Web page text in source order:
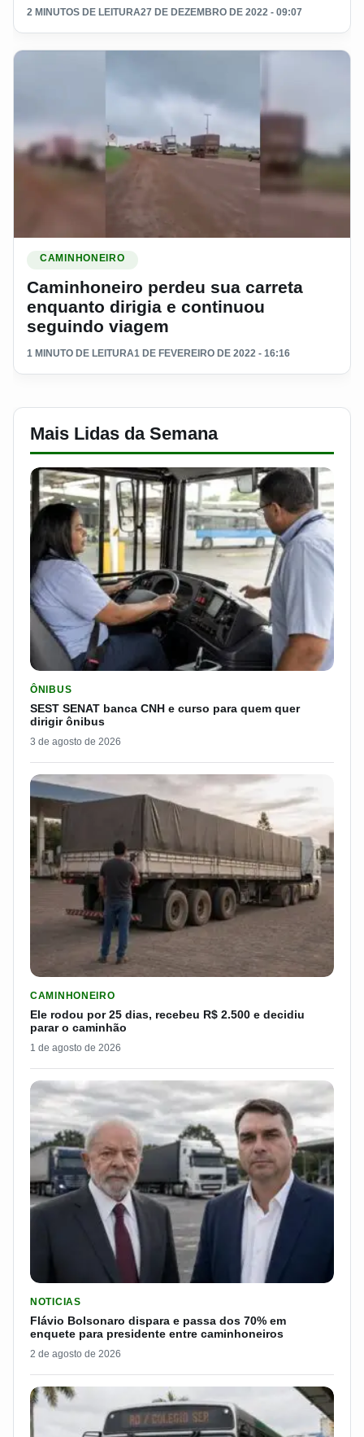
2 MINUTOS DE LEITURA27 DE DEZEMBRO DE 2022 - 09:07
CAMINHONEIRO
Caminhoneiro perdeu sua carreta
enquanto dirigia e continuou
seguindo viagem
1 MINUTO DE LEITURA1 DE FEVEREIRO DE 2022 - 16:16
Mais Lidas da Semana
ÔNIBUS
SEST SENAT banca CNH e curso para quem quer
dirigir ônibus
3 de agosto de 2026
CAMINHONEIRO
Ele rodou por 25 dias, recebeu R$ 2.500 e decidiu
parar o caminhão
1 de agosto de 2026
NOTICIAS
Flávio Bolsonaro dispara e passa dos 70% em
enquete para presidente entre caminhoneiros
2 de agosto de 2026